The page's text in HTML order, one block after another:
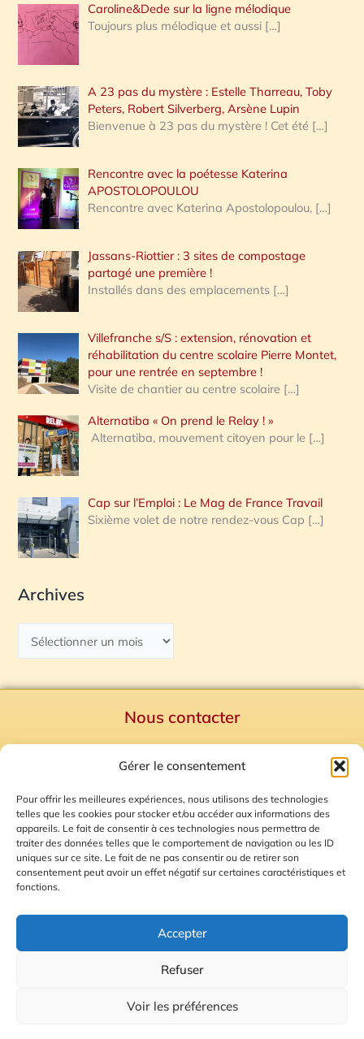
Gérer le consentement
Pour offrir les meilleures expériences, nous utilisons des technologies
telles que les cookies pour stocker et/ou accéder aux informations des
appareils. Le fait de consentir à ces technologies nous permettra de
traiter des données telles que le comportement de navigation ou les ID
uniques sur ce site. Le fait de ne pas consentir ou de retirer son
consentement peut avoir un effet négatif sur certaines caractéristiques et
fonctions.
Accepter
Refuser
Voir les préférences
Caroline&Dede sur la ligne mélodique
Toujours plus mélodique et aussi […]
A 23 pas du mystère : Estelle Tharreau, Toby
Peters, Robert Silverberg, Arsène Lupin
Bienvenue à 23 pas du mystère ! Cet été […]
Rencontre avec la poétesse Katerina
APOSTOLOPOULOU
Rencontre avec Katerina Apostolopoulou, […]
Jassans-Riottier : 3 sites de compostage
partagé une première !
Installés dans des emplacements […]
Villefranche s/S : extension, rénovation et
réhabilitation du centre scolaire Pierre Montet,
pour une rentrée en septembre !
Visite de chantier au centre scolaire […]
Alternatiba « On prend le Relay ! »
Alternatiba, mouvement citoyen pour le […]
Cap sur l’Emploi : Le Mag de France Travail
Sixième volet de notre rendez-vous Cap […]
Archives
Nous contacter
Mentions Légales
Plan du site
Gestion des Cookies
© 2026 Radio Calade